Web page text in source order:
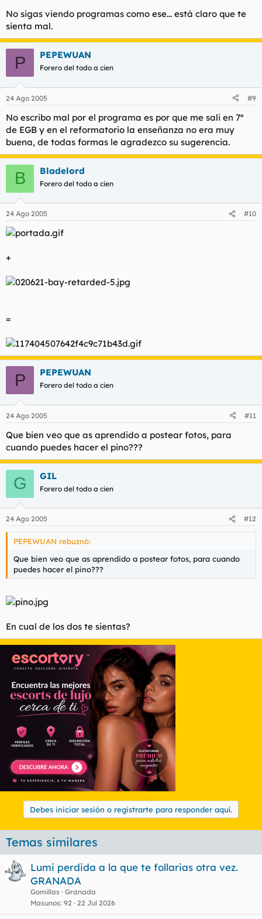
El caso es que el encargado intentohechara una sudaca que
la estaba montando y aquella llamo a los hermanos y entre 3 o
4 lo apuñalaron y claro los culpables no son ellos es la sociedad
que los empuja a delinquir y claro para ser un tio moderno no
tedeves deapenar del herido si no de los delincuentes que
esta mejor visto.
Jordí eres un notas y un manipulador del 3 al 4º te mereces
que te salgan hongos en los agujeros que tienes en la cara y
que la piel te se pudra y se te caiga a tiras, bueno para eso
creo que ya te queda poco.
No sigas viendo programas como ese... está claro que te
sienta mal.
P PEPEWUAN
Forero del todo a cien
24 Ago 2005 #9
No escribo mal por el programa es por que me sali en 7º
de EGB y en el reformatorio la enseñanza no era muy
buena, de todas formas le agradezco su sugerencia.
B Bladelord
Forero del todo a cien
24 Ago 2005 #10
+
=
P PEPEWUAN
Forero del todo a cien
24 Ago 2005 #11
Que bien veo que as aprendido a postear fotos, para
cuando puedes hacer el pino???
G GIL
Forero del todo a cien
24 Ago 2005 #12
PEPEWUAN rebuznó:
Que bien veo que as aprendido a postear fotos, para cuando
puedes hacer el pino???
En cual de los dos te sientas?
Debes iniciar sesión o registrarte para responder aquí.
Temas similares
Lumi perdida a la que te follarias otra vez.
GRANADA
Gomillas Granada
Masunos 92 22 Jul 2026